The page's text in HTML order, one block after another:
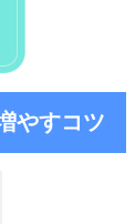
やすコツ